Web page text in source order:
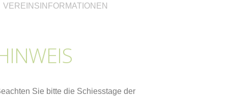
VEREINSINFORMATIONEN
Sie bitte die Schiesstage der